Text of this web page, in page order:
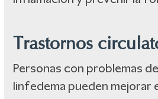
Trastornos
Personas con problemas
linfedema pueden mejorar